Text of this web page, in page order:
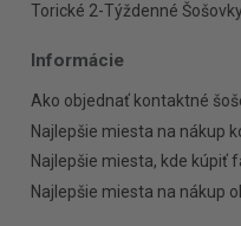
Torické 2-Týždenné Šošovky
Informácie
Ako objednať kontaktné
Najlepšie miesta na nákup
Najlepšie miesta, kde kúpiť
Najlepšie miesta na nákup